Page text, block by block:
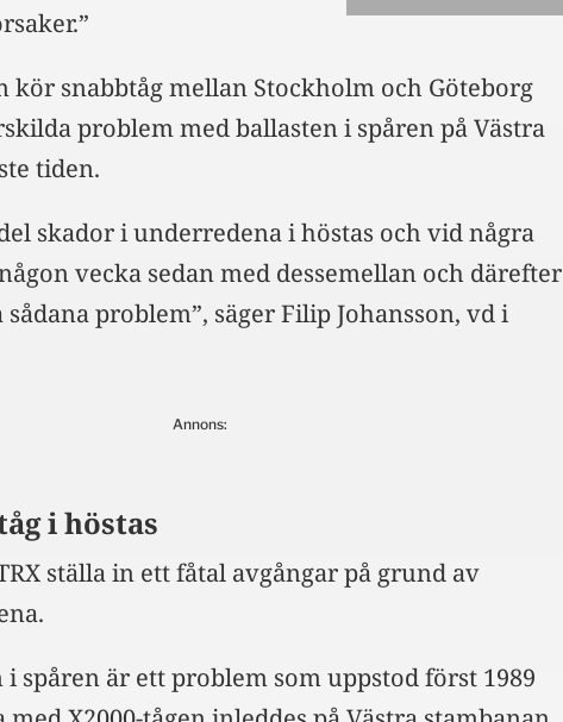
kör snabbtåg mellan Stockholm och Göteborg
problem med ballasten i spåren på Västra
tiden.
skador i underredena i höstas och vid några
vecka sedan med dessemellan och därefter
problem”, säger Filip Johansson, vd i
Annons:
i höstas
ställa in ett fåtal avgångar på grund av
spåren är ett problem som uppstod först 1989